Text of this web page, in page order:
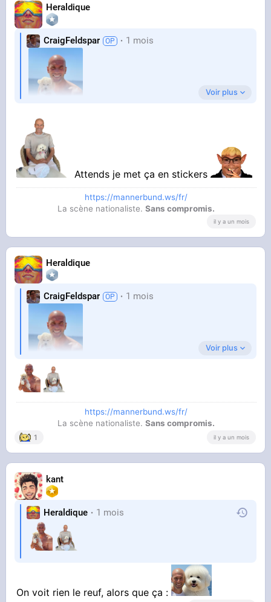
Heraldique
CraigFeldspar 1 mois
Voir plus
Attends je met ça en stickers
https://mannerbund.ws/fr/
La scène nationaliste.Sans compromis.
il y a un mois
Heraldique
CraigFeldspar 1 mois
Merci par avance
Voir plus
https://mannerbund.ws/fr/
La scène nationaliste.Sans compromis.
1 il y a un mois
kant
Heraldique 1 mois
On voit rien le reuf, alors que ça :